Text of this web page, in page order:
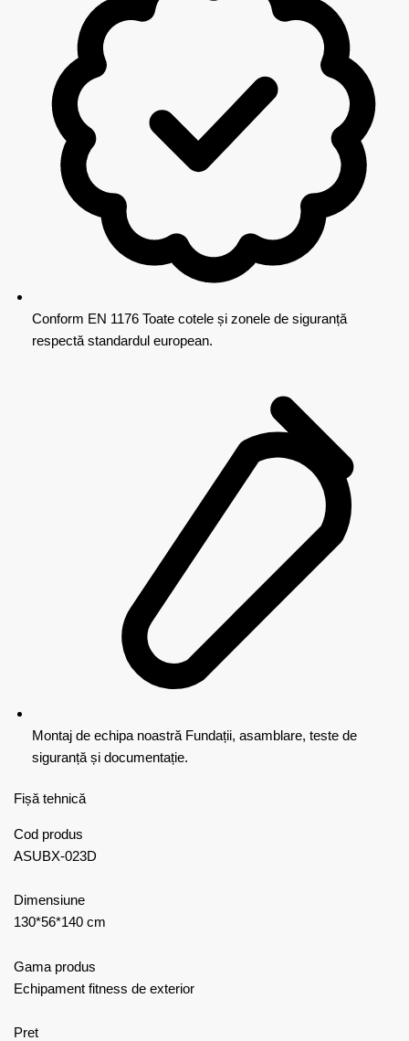
Conform EN 1176 Toate cotele și zonele de siguranță
respectă standardul european.
Montaj de echipa noastră Fundații, asamblare, teste de
siguranță și documentație.
Fișă tehnică
Cod produs
ASUBX-023D
Dimensiune
130*56*140 cm
Gama produs
Echipament fitness de exterior
Pret